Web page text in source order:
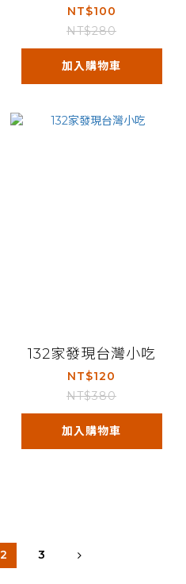
NT$100
NT$280
加入購物車
132家發現台灣小吃
NT$120
NT$380
加入購物車
2 3